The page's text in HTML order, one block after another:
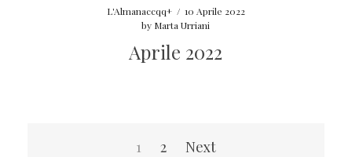
L'Almanaccqq+ / 10 Aprile 2022
by Marta Urriani
Aprile 2022
1 2 Next